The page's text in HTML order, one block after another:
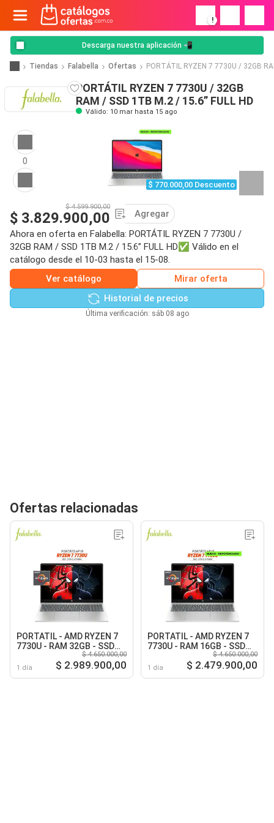
!
Descarga nuestra aplicación 📲
Tiendas Falabella Ofertas PORTÁTIL RYZEN 7 7730U / 32GB
PORTÁTIL RYZEN 7 7730U / 32GB
RAM / SSD 1TB M.2 / 15.6” FULL HD
Válido: 10 mar hasta 15 ago
0
$ 770.000,00 Descuento
$ 4.599.900,00
$ 3.829.900,00
Agregar
Ahora en oferta en Falabella: PORTÁTIL RYZEN 7 7730U /
32GB RAM / SSD 1TB M.2 / 15.6” FULL HD✅ Válido en el
catálogo desde el 10-03 hasta el 15-08.
Ver catálogo
Mirar oferta
Historial de precios
Última verificación: sáb 08 ago
Ofertas relacionadas
PORTATIL - AMD RYZEN 7
7730U - RAM 32GB - SSD
512GB M.2 - 15.6 Full HD -
Warm Gold
1 día
$ 4.650.000,00
$ 2.989.900,00
PORTATIL - AMD RYZEN 7
7730U - RAM 16GB - SSD
512GB M.2 - 15.6 Full HD -
Warm Gold
1 día
$ 4.650.000,00
$ 2.479.900,00